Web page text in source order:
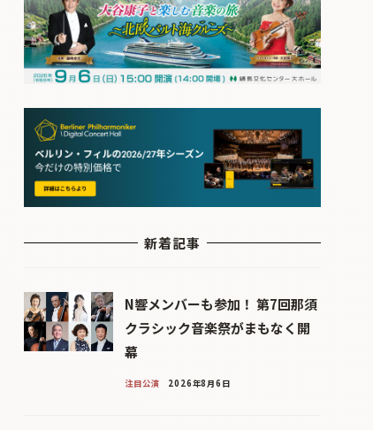
新着記事
N響メンバーも参加！ 第7回那須
クラシック音楽祭がまもなく開
幕
注目公演 2026年8月6日